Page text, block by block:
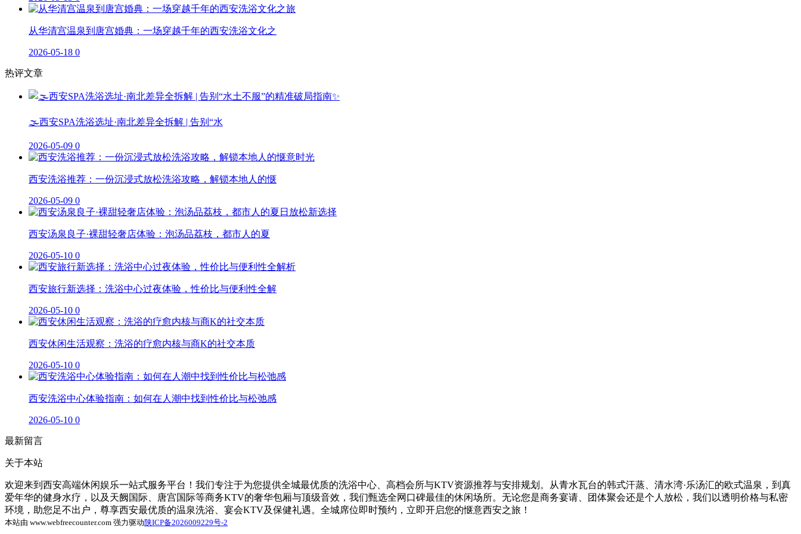
从华清宫温泉到唐宫婚典：一场穿越千年的西安洗浴文化之
2026-05-18 0
热评文章
🌫️西安SPA洗浴选址·南北差异全拆解 | 告别“水
2026-05-09 0
西安洗浴推荐：一份沉浸式放松洗浴攻略，解锁本地人的惬
2026-05-09 0
西安汤泉良子·裸甜轻奢店体验：泡汤品荔枝，都市人的夏
2026-05-10 0
西安旅行新选择：洗浴中心过夜体验，性价比与便利性全解
2026-05-10 0
西安休闲生活观察：洗浴的疗愈内核与商K的社交本质
2026-05-10 0
西安洗浴中心体验指南：如何在人潮中找到性价比与松弛感
2026-05-10 0
最新留言
关于本站
欢迎来到西安高端休闲娱乐一站式服务平台！我们专注于为您提供全城最优质的洗浴中心、高档会所与KTV资源推荐与安排规划。从青水瓦台的韩式汗蒸、清水湾·乐汤汇的欧式温泉，到真
爱年华的健身水疗，以及天阙国际、唐宫国际等商务KTV的奢华包厢与顶级音效，我们甄选全网口碑最佳的休闲场所。无论您是商务宴请、团体聚会还是个人放松，我们以透明价格与私密
环境，助您足不出户，尊享西安最优质的温泉洗浴、宴会KTV及保健礼遇。全城席位即时预约，立即开启您的惬意西安之旅！
本站由 www.webfreecounter.com 强力驱动陕ICP备2026009229号-2